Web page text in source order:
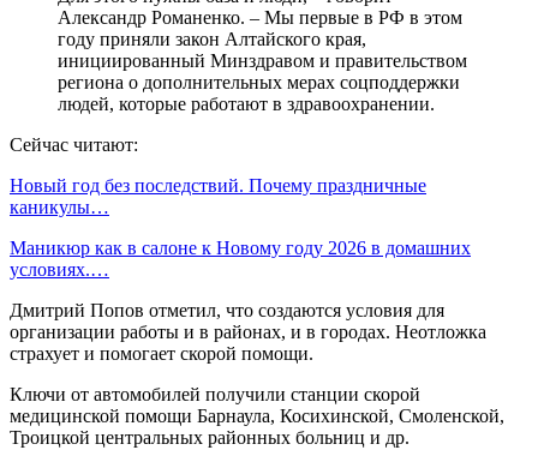
Александр Романенко. – Мы первые в РФ в этом
году приняли закон Алтайского края,
инициированный Минздравом и правительством
региона о дополнительных мерах соцподдержки
людей, которые работают в здравоохранении.
Сейчас читают:
Новый год без последствий. Почему праздничные
каникулы…
Маникюр как в салоне к Новому году 2026 в домашних
условиях.…
Дмитрий Попов отметил, что создаются условия для
организации работы и в районах, и в городах. Неотложка
страхует и помогает скорой помощи.
Ключи от автомобилей получили станции скорой
медицинской помощи Барнаула, Косихинской, Смоленской,
Троицкой центральных районных больниц и др.